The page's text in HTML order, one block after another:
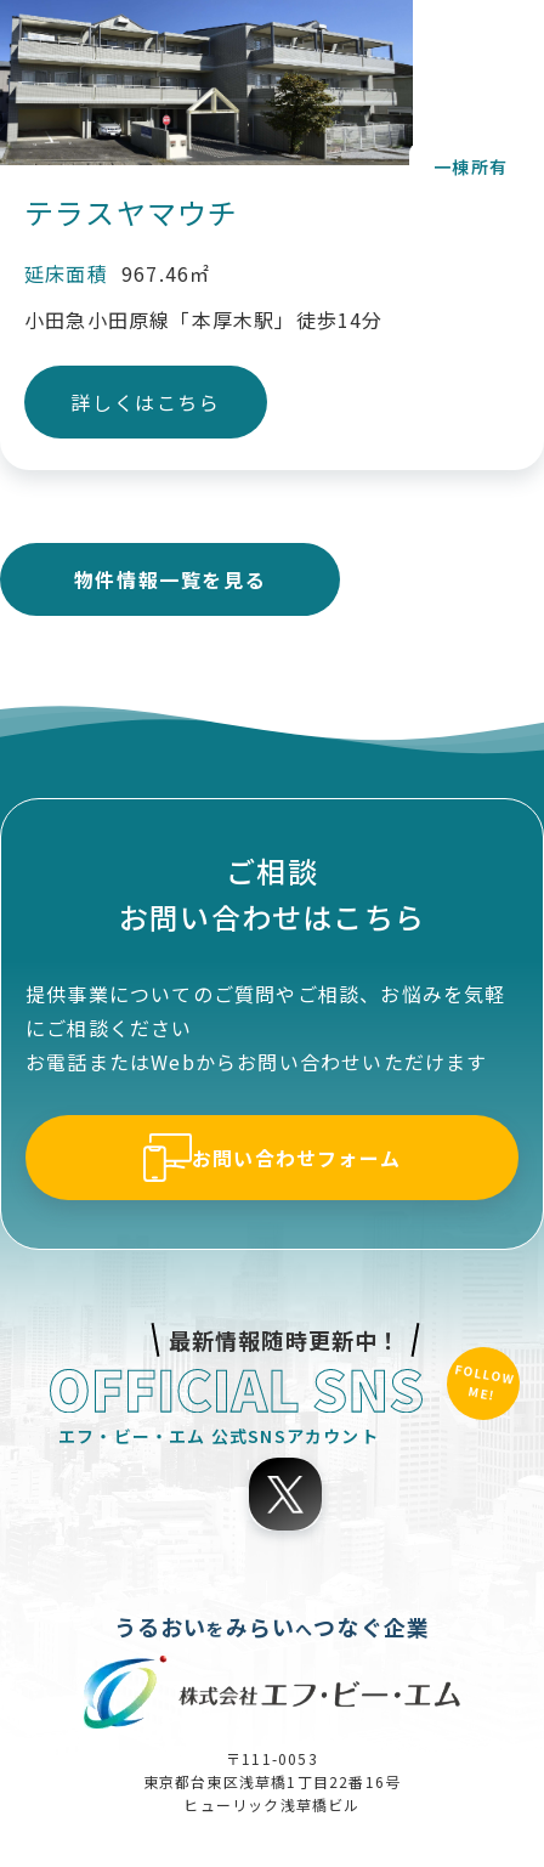
一棟所有
テラスヤマウチ
延床面積 967.46㎡
小田急小田原線「本厚木駅」徒歩14分
詳しくはこちら
物件情報一覧を見る
ご相談
お問い合わせはこちら
提供事業についてのご質問やご相談、お悩みを気軽
にご相談ください
お電話またはWebからお問い合わせいただけます
お問い合わせフォーム
うるおいを みらいへつなぐ企業
〒111-0053
東京都台東区浅草橋1丁目22番16号
ヒューリック浅草橋ビル
最新情報随時更新中！
FOLLOW
ME!
エフ・ビー・エム 公式SNSアカウント